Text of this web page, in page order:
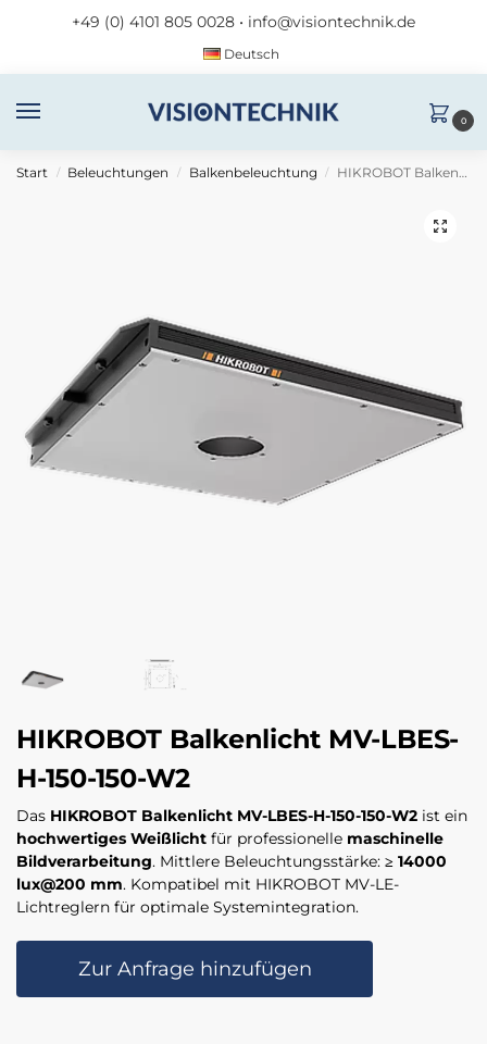
+49 (0) 4101 805 0028 • info@visiontechnik.de
Deutsch
0
Start / Beleuchtungen / Balkenbeleuchtung / HIKROBOT Balkenlicht MV-LBES-H-150-150-W2
HIKROBOT Balkenlicht MV-LBES-
H-150-150-W2
Das HIKROBOT Balkenlicht MV-LBES-H-150-150-W2 ist ein
hochwertiges Weißlicht für professionelle maschinelle
Bildverarbeitung. Mittlere Beleuchtungsstärke: ≥ 14000
lux@200 mm. Kompatibel mit HIKROBOT MV-LE-
Lichtreglern für optimale Systemintegration.
Zur Anfrage hinzufügen